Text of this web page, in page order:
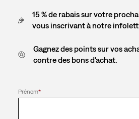
15 % de rabais sur votre
vous inscrivant à notre
Gagnez des points sur vos
contre des bons d'achat.
Prénom*